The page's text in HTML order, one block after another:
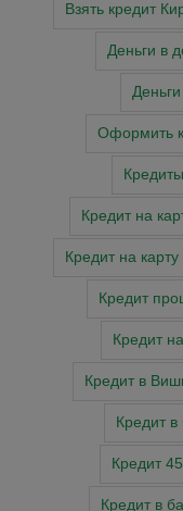
Взять кредит
Деньги в
Оформить
Кредит на
Кредит на
Кредит
Кредит
Кредит в
Кредит в
Кредит
Кредит в